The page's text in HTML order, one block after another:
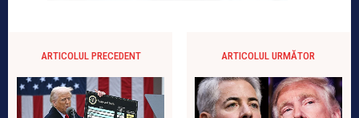
ARTICOLUL PRECEDENT ARTICOLUL URMĂTOR